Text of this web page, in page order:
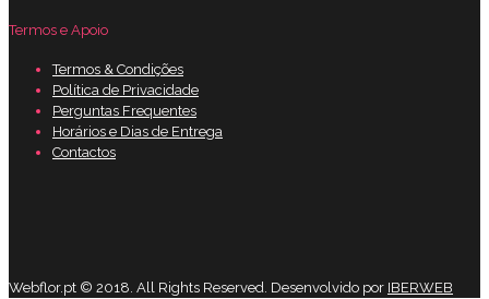
Termos e Apoio
Termos & Condições
Política de Privacidade
Perguntas Frequentes
Horários e Dias de Entrega
Contactos
Webflor.pt © 2018. All Rights Reserved. Desenvolvido por IBERWEB